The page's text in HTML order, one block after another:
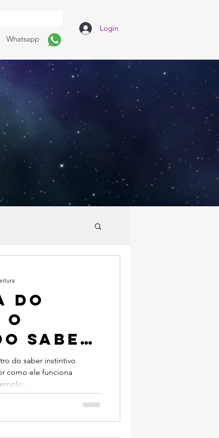
Whatsapp
Login
do
o
saber
do saber instintivo
como ele funciona